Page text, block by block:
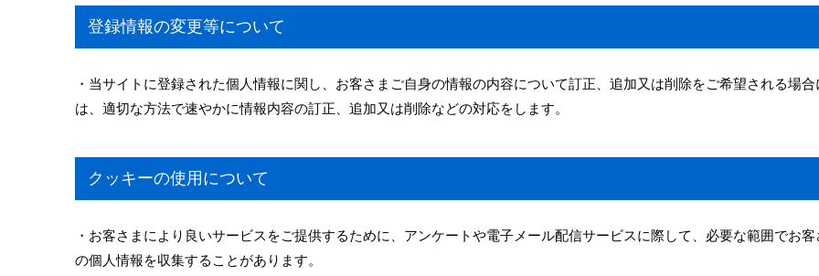
登録情報の変更等について
・当サイトに登録された個人情報に関し、お客さまご自身の情報の内容について訂正、追加又は削除をご希望される場合
は、適切な方法で速やかに情報内容の訂正、追加又は削除などの対応をします。
クッキーの使用について
・お客さまにより良いサービスをご提供するために、アンケートや電子メール配信サービスに際して、必要な範囲でお客
の個人情報を収集することがあります。